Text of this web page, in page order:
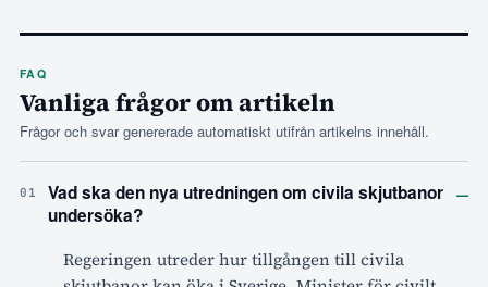
FAQ
Vanliga frågor om artikeln
Frågor och svar genererade automatiskt utifrån artikelns innehåll.
01
Vad ska den nya utredningen om civila skjutbanor
undersöka?
–
Regeringen utreder hur tillgången till civila